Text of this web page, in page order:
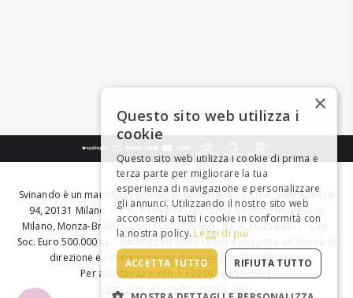
BEVI RESPONSABILMENTE
Svinando è un marchio registrato di Giordano Vini S.p.A. Viale Abruzzi
94, 20131 Milano - - C.F., P.IVA e Nr. Iscrizione Registro Imprese di
Milano, Monza-Brianza, Lodi 04642870960 - R.E.A. MI-2564477 - Cap.
Soc. Euro 500.000 i.v. - Società con Socio Unico e soggetta all'attività di
direzione e coordinamento diItalian Wine Brands S.p.A.
Per assistenza e info > +39 0173 550 550 |
customer.service@svinando.com
×
Questo sito web utilizza i
cookie
Questo sito web utilizza i cookie di prima e
terza parte per migliorare la tua
esperienza di navigazione e personalizzare
gli annunci. Utilizzando il nostro sito web
acconsenti a tutti i cookie in conformità con
la nostra policy. Leggi di più
ACCETTA TUTTO RIFIUTA TUTTO